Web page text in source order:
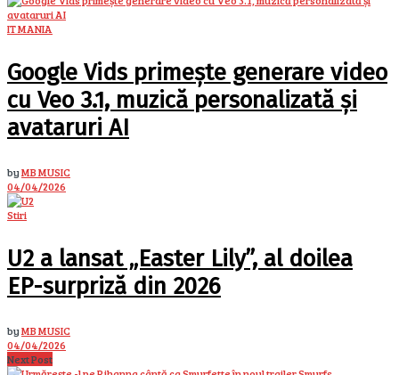
IT MANIA
Google Vids primește generare video
cu Veo 3.1, muzică personalizată și
avataruri AI
byMB MUSIC
04/04/2026
Stiri
U2 a lansat „Easter Lily”, al doilea
EP-surpriză din 2026
byMB MUSIC
04/04/2026
Next Post